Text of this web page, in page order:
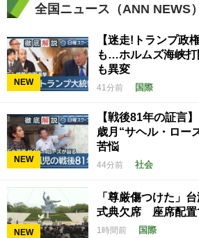
全国ニュース（ANN NEWS）
NEW
【迷走!トランプ政
も…ホルムズ海峡
も異変
41分前 国際
NEW
【戦後81年の証言
歳月“サヘル・ロー
苦悩
44分前 社会
NEW
「尊厳傷つけた」
式典欠席 座席配置
1時間前 国際